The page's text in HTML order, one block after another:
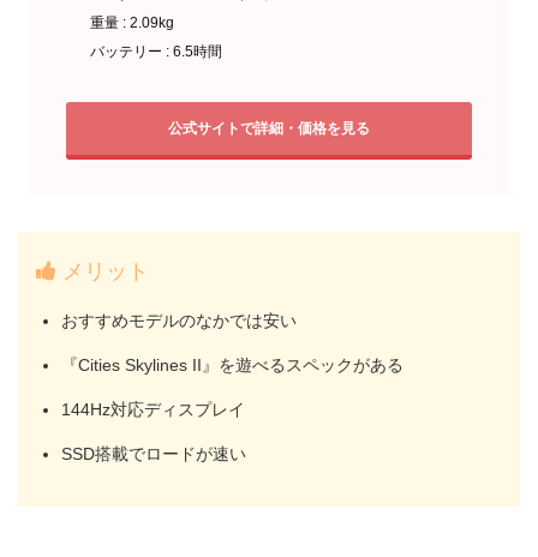
重量 : 2.09kg
バッテリー : 6.5時間
公式サイトで詳細・価格を見る
メリット
おすすめモデルのなかでは安い
『Cities Skylines II』を遊べるスペックがある
144Hz対応ディスプレイ
SSD搭載でロードが速い